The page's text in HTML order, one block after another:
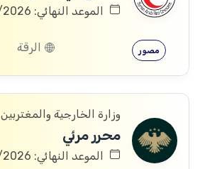
الموعد النهائي: 10/08/2026
مصور الرقة
وزارة الخارجية والمغتربين
محرر مرئي
الموعد النهائي: 10/08/2026